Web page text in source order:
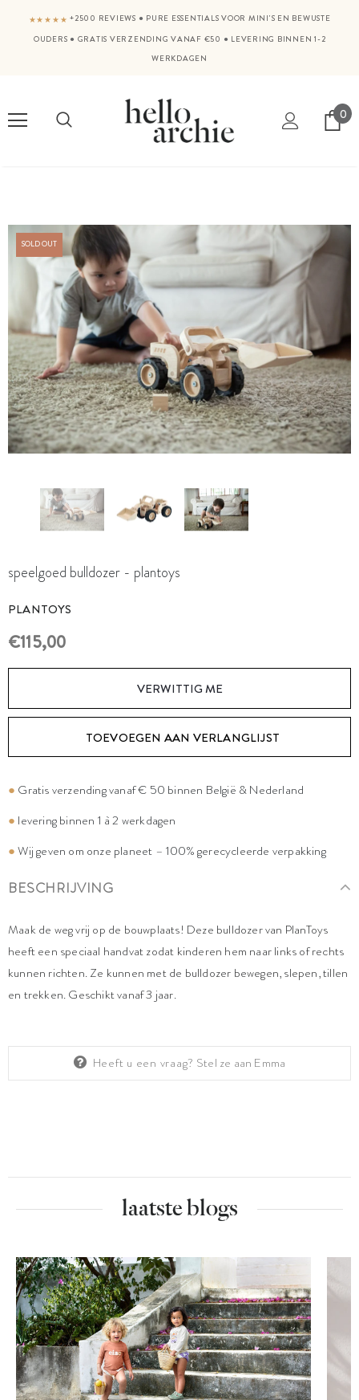
★★★★★ +2500 REVIEWS ● PURE ESSENTIALS VOOR MINI'S EN BEWUSTE
OUDERS ● GRATIS VERZENDING VANAF €50 ● LEVERING BINNEN 1-2
WERKDAGEN
0
SOLD OUT
speelgoed bulldozer - plantoys
PLANTOYS
€115,00
VERWITTIG ME
TOEVOEGEN AAN VERLANGLIJST
● Gratis verzending vanaf € 50 binnen België & Nederland
● levering binnen 1 à 2 werkdagen
●Wij geven om onze planeet – 100% gerecycleerde verpakking
BESCHRIJVING
Maak de weg vrij op de bouwplaats! Deze bulldozer van PlanToys
heeft een speciaal handvat zodat kinderen hem naar links of rechts
kunnen richten. Ze kunnen met de bulldozer bewegen, slepen, tillen
en trekken. Geschikt vanaf 3 jaar.
Heeft u een vraag? Stel ze aan Emma
laatste blogs